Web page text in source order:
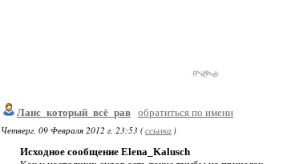
Ланс_который_всё_рав обратиться по имени
Четверг, 09 Февраля 2012 г. 23:53 (ссылка )
Исходное сообщение Elena_Kalusch